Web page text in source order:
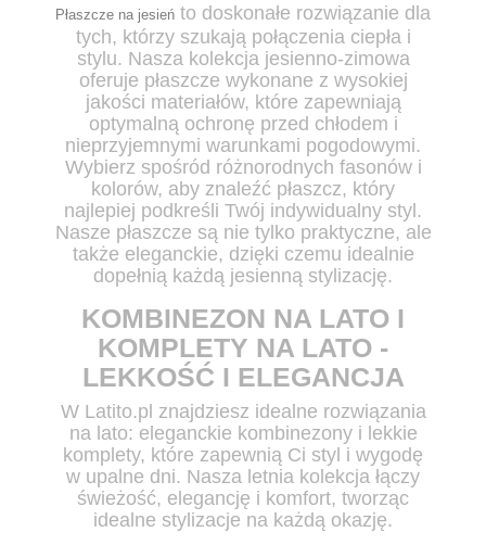
Płaszcze na jesień to doskonałe rozwiązanie dla
tych, którzy szukają połączenia ciepła i
stylu. Nasza kolekcja jesienno-zimowa
oferuje płaszcze wykonane z wysokiej
jakości materiałów, które zapewniają
optymalną ochronę przed chłodem i
nieprzyjemnymi warunkami pogodowymi.
Wybierz spośród różnorodnych fasonów i
kolorów, aby znaleźć płaszcz, który
najlepiej podkreśli Twój indywidualny styl.
Nasze płaszcze są nie tylko praktyczne, ale
także eleganckie, dzięki czemu idealnie
dopełnią każdą jesienną stylizację.
KOMBINEZON NA LATO I
KOMPLETY NA LATO -
LEKKOŚĆ I ELEGANCJA
W Latito.pl znajdziesz idealne rozwiązania
na lato: eleganckie kombinezony i lekkie
komplety, które zapewnią Ci styl i wygodę
w upalne dni. Nasza letnia kolekcja łączy
świeżość, elegancję i komfort, tworząc
idealne stylizacje na każdą okazję.